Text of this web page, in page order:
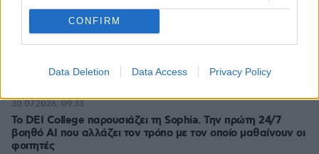
CONFIRM
Data Deletion Data Access Privacy Policy
Το DEI College παρουσιάζει τη Sophia. Την πρώτη 24/7
βοηθό AI που αλλάζει τον τρόπο με τον οποίο μαθαίνουν οι
φοιτητές
30.07.2026, 09:33